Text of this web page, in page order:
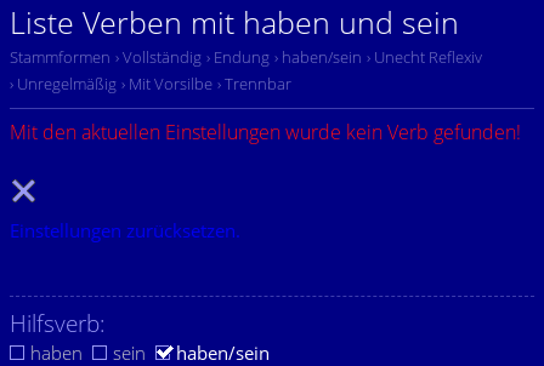
Liste Verben mit haben und sein
Stammformen › Vollständig › Endung › haben/sein › Unecht Reflexiv
› Unregelmäßig › Mit Vorsilbe › Trennbar
Mit den aktuellen Einstellungen wurde kein Verb gefunden!
Einstellungen zurücksetzen.
Hilfsverb:
haben sein haben/sein